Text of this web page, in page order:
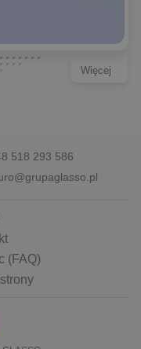
Więcej
518 293 586
(FAQ)